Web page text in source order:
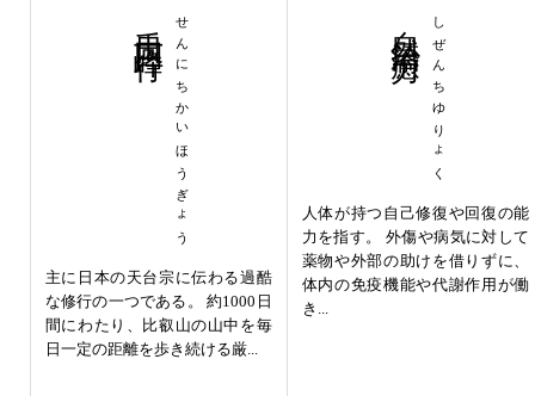
せんにちかいほうぎょう
主に日本の天台宗に伝わる過酷
な修行の一つである。 約1000日
間にわたり、比叡山の山中を毎
日一定の距離を歩き続ける厳...
しぜんちゆりょく
人体が持つ自己修復や回復の能
力を指す。 外傷や病気に対して
薬物や外部の助けを借りずに、
体内の免疫機能や代謝作用が働
き...